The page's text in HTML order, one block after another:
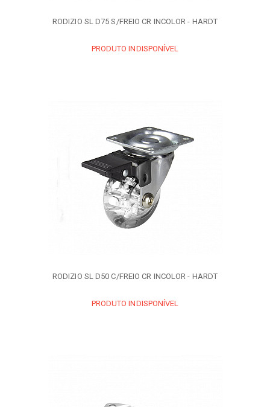
RODIZIO SL D75 S/FREIO CR INCOLOR - HARDT
PRODUTO INDISPONÍVEL
RODIZIO SL D50 C/FREIO CR INCOLOR - HARDT
PRODUTO INDISPONÍVEL